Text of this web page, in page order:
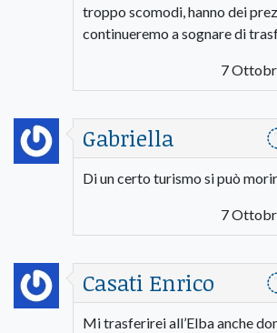
troppo scomodi, hanno dei
continueremo a sognare di
7
Gabriella
Di un certo turismo si può
7
Casati Enrico
Mi trasferirei all’Elba anche